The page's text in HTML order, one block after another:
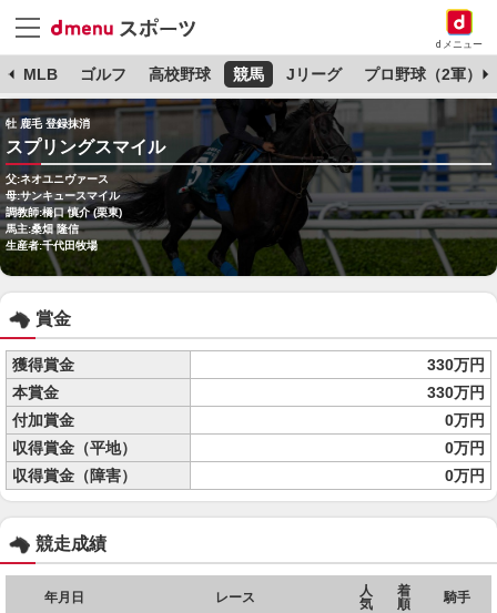
dメニュー
MLB ゴルフ 高校野球 競馬 Jリーグ プロ野球（2軍）
牡 鹿毛 登録抹消
スプリングスマイル
父:ネオユニヴァース
母:サンキュースマイル
調教師:橋口 慎介 (栗東)
馬主:桑畑 隆信
生産者:千代田牧場
賞金
獲得賞金
330万円
本賞金
330万円
付加賞金
0万円
収得賞金（平地）
0万円
収得賞金（障害）
0万円
競走成績
年月日 レース
人
気
着
順
騎手